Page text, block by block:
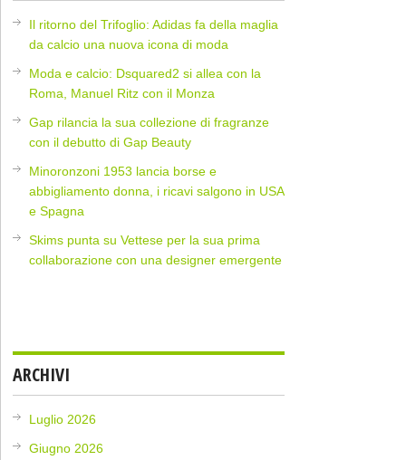
Il ritorno del Trifoglio: Adidas fa della maglia
da calcio una nuova icona di moda
Moda e calcio: Dsquared2 si allea con la
Roma, Manuel Ritz con il Monza
Gap rilancia la sua collezione di fragranze
con il debutto di Gap Beauty
Minoronzoni 1953 lancia borse e
abbigliamento donna, i ricavi salgono in USA
e Spagna
Skims punta su Vettese per la sua prima
collaborazione con una designer emergente
ARCHIVI
Luglio 2026
Giugno 2026